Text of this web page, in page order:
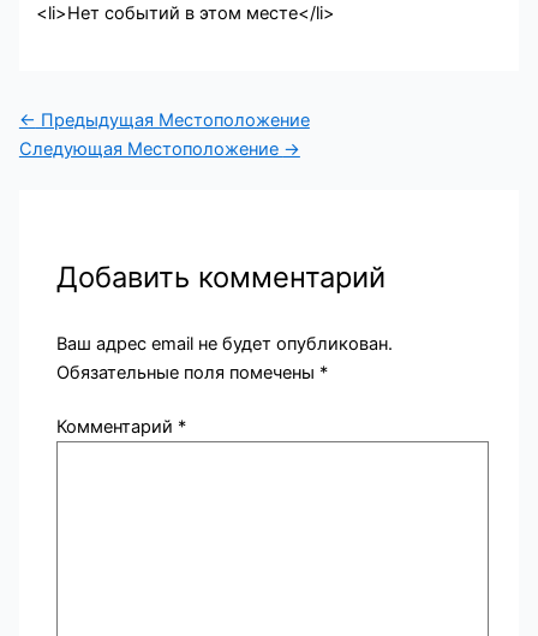
<li>Нет событий в этом месте</li>
← Предыдущая Местоположение
Следующая Местоположение →
Добавить комментарий
Ваш адрес email не будет опубликован.
Обязательные поля помечены *
Комментарий *